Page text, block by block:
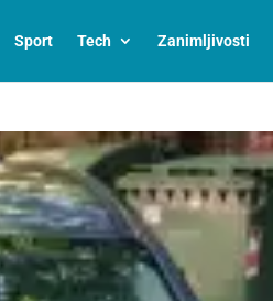
Sport Tech Zanimljivosti